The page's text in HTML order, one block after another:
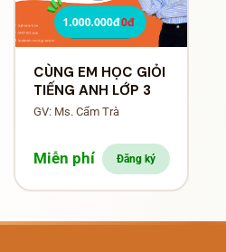
CÙNG EM HỌC GIỎI
TIẾNG ANH LỚP 3
GV: Ms. Cẩm Trà
Miễn phí Đăng ký